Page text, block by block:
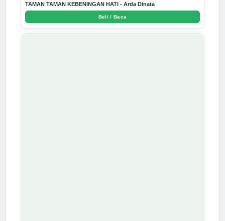
TAMAN TAMAN KEBENINGAN HATI - Arda Dinata
Beli / Baca